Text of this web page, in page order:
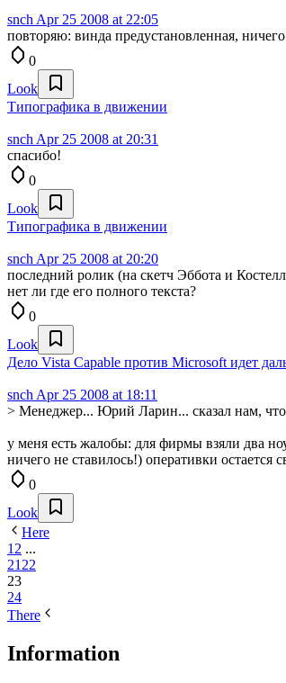
snch Apr 25 2008 at 22:05
повторяю: винда предустановленная,
0
Look
Типографика в движении
snch Apr 25 2008 at 20:31
спасибо!
0
Look
Типографика в движении
snch Apr 25 2008 at 20:20
последний ролик (на скетч Эббота и
нет ли где его полного текста?
0
Look
Дело Vista Capable против Microsoft идет
snch Apr 25 2008 at 18:11
> Менеджер... Юрий Ларин... сказал нам, что
у меня есть жалобы: для фирмы взяли два
ничего не ставилось!) оперативки
0
Look
Here
1 2 ...
21 22
23
24
There
Information